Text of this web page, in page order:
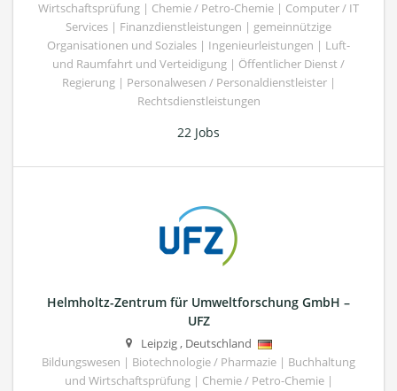
Wirtschaftsprüfung | Chemie / Petro-Chemie | Computer / IT
Services | Finanzdienstleistungen | gemeinnützige
Organisationen und Soziales | Ingenieurleistungen | Luft-
und Raumfahrt und Verteidigung | Öffentlicher Dienst /
Regierung | Personalwesen / Personaldienstleister |
Rechtsdienstleistungen
22 Jobs
Helmholtz-Zentrum für Umweltforschung GmbH –
UFZ
Leipzig, Deutschland
Bildungswesen | Biotechnologie / Pharmazie | Buchhaltung
und Wirtschaftsprüfung | Chemie / Petro-Chemie |